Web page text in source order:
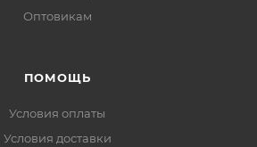
Оптовикам
ПОМОЩЬ
Условия оплаты
Условия доставки